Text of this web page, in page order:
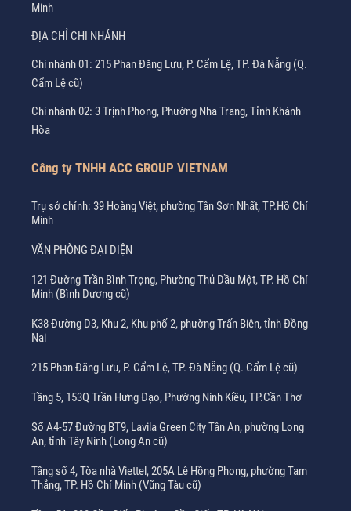
Minh
ĐỊA CHỈ CHI NHÁNH
Chi nhánh 01: 215 Phan Đăng Lưu, P. Cẩm Lệ, TP. Đà Nẵng (Q.
Cẩm Lệ cũ)
Chi nhánh 02: 3 Trịnh Phong, Phường Nha Trang, Tỉnh Khánh
Hòa
Công ty TNHH ACC GROUP VIETNAM
Trụ sở chính: 39 Hoàng Việt, phường Tân Sơn Nhất, TP.Hồ Chí
Minh
VĂN PHÒNG ĐẠI DIỆN
121 Đường Trần Bình Trọng, Phường Thủ Dầu Một, TP. Hồ Chí
Minh (Bình Dương cũ)
K38 Đường D3, Khu 2, Khu phố 2, phường Trấn Biên, tỉnh Đồng
Nai
215 Phan Đăng Lưu, P. Cẩm Lệ, TP. Đà Nẵng (Q. Cẩm Lệ cũ)
Tầng 5, 153Q Trần Hưng Đạo, Phường Ninh Kiều, TP.Cần Thơ
Số A4-57 Đường BT9, Lavila Green City Tân An, phường Long
An, tỉnh Tây Ninh (Long An cũ)
Tầng số 4, Tòa nhà Viettel, 205A Lê Hồng Phong, phường Tam
Thắng, TP. Hồ Chí Minh (Vũng Tàu cũ)